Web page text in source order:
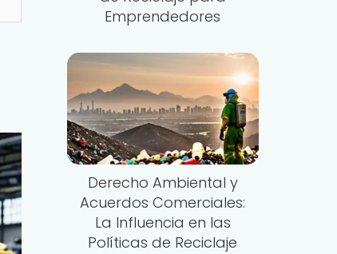
Emprendedores
Derecho Ambiental y
Acuerdos Comerciales:
La Influencia en las
Políticas de Reciclaje